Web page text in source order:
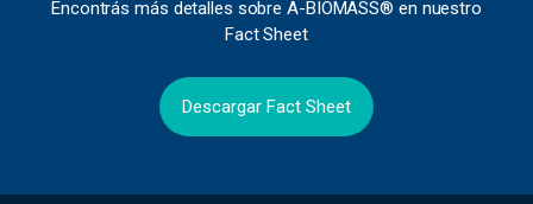
Encontrás más detalles sobre A-BIOMASS® en nuestro
Fact Sheet
Descargar Fact Sheet